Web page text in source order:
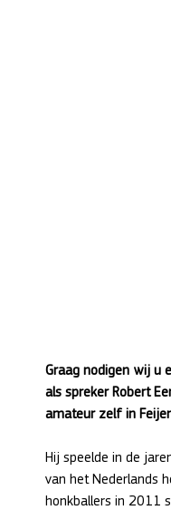
Graag nodigen wij u
als spreker Robert
amateur zelf in
Hij speelde in de
van het Nederlands
honkballers in 2011